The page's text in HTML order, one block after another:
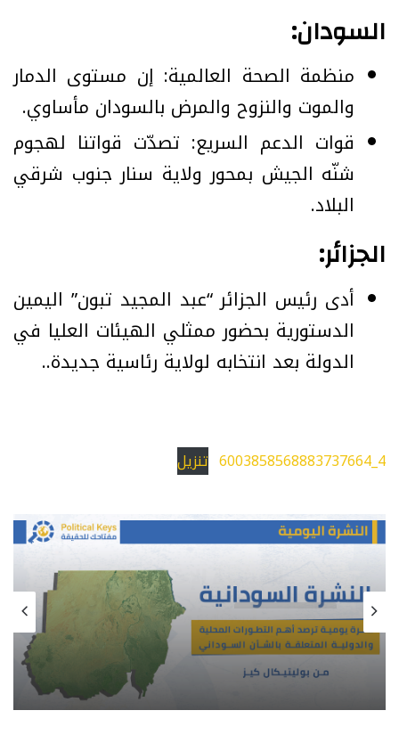
السودان:
منظمة الصحة العالمية: إن مستوى الدمار
والموت والنزوح والمرض بالسودان مأساوي.
قوات الدعم السريع: تصدّت قواتنا لهجوم
شنّه الجيش بمحور ولاية سنار جنوب شرقي
البلاد.
الجزائر:
‏أدى رئيس الجزائر “عبد المجيد تبون” اليمين
الدستورية بحضور ممثلي الهيئات العليا في
الدولة بعد انتخابه لولاية رئاسية جديدة..
4_6003858568883737664 تنزيل
النشرة السودانية
07/11/2025
النشرة السودانية… نشرة يومية لأبرز الأخبار
السودانية من بوليتكال كيز